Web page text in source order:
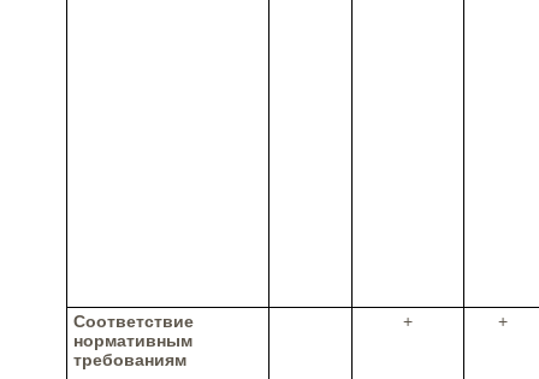
Соответствие
нормативным
требованиям
+ +